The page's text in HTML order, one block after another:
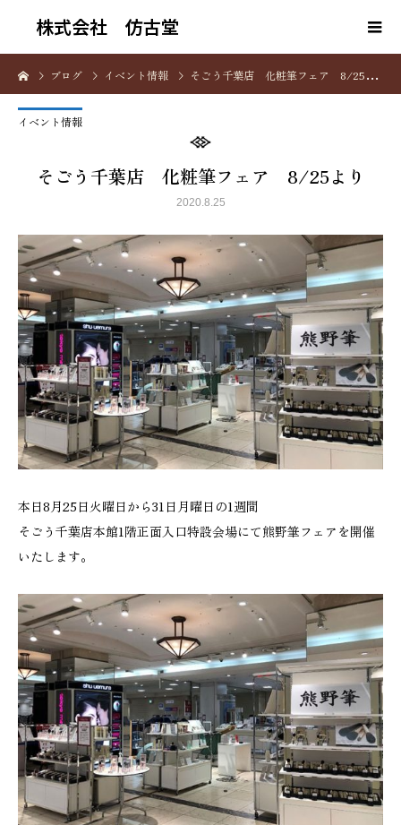
株式会社 仿古堂
ブログ イベント情報 そごう千葉店 化粧筆フェア 8/25より
イベント情報
そごう千葉店 化粧筆フェア 8/25より
2020.8.25
本日8月25日火曜日から31日月曜日の1週間
そごう千葉店本館1階正面入口特設会場にて熊野筆フェアを開催
いたします。